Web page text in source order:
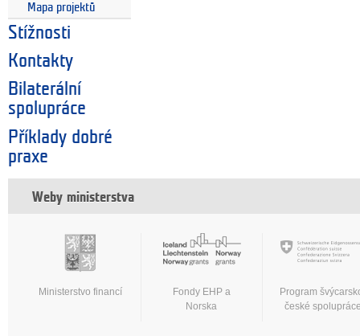
Mapa projektů
Stížnosti
Kontakty
Bilaterální
spolupráce
Příklady dobré
praxe
Weby ministerstva
Ministerstvo financí
Fondy EHP a
Norska
Program
české